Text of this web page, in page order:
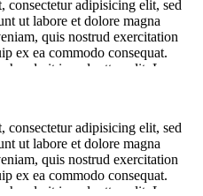
consectetur adipisicing elit, sed
ut labore et dolore magna
quis nostrud exercitation
ex ea commodo consequat.
in voluptte velit. Lorem
adipisicing elit, sed do […]
consectetur adipisicing elit, sed
ut labore et dolore magna
quis nostrud exercitation
ex ea commodo consequat.
in voluptte velit. Lorem